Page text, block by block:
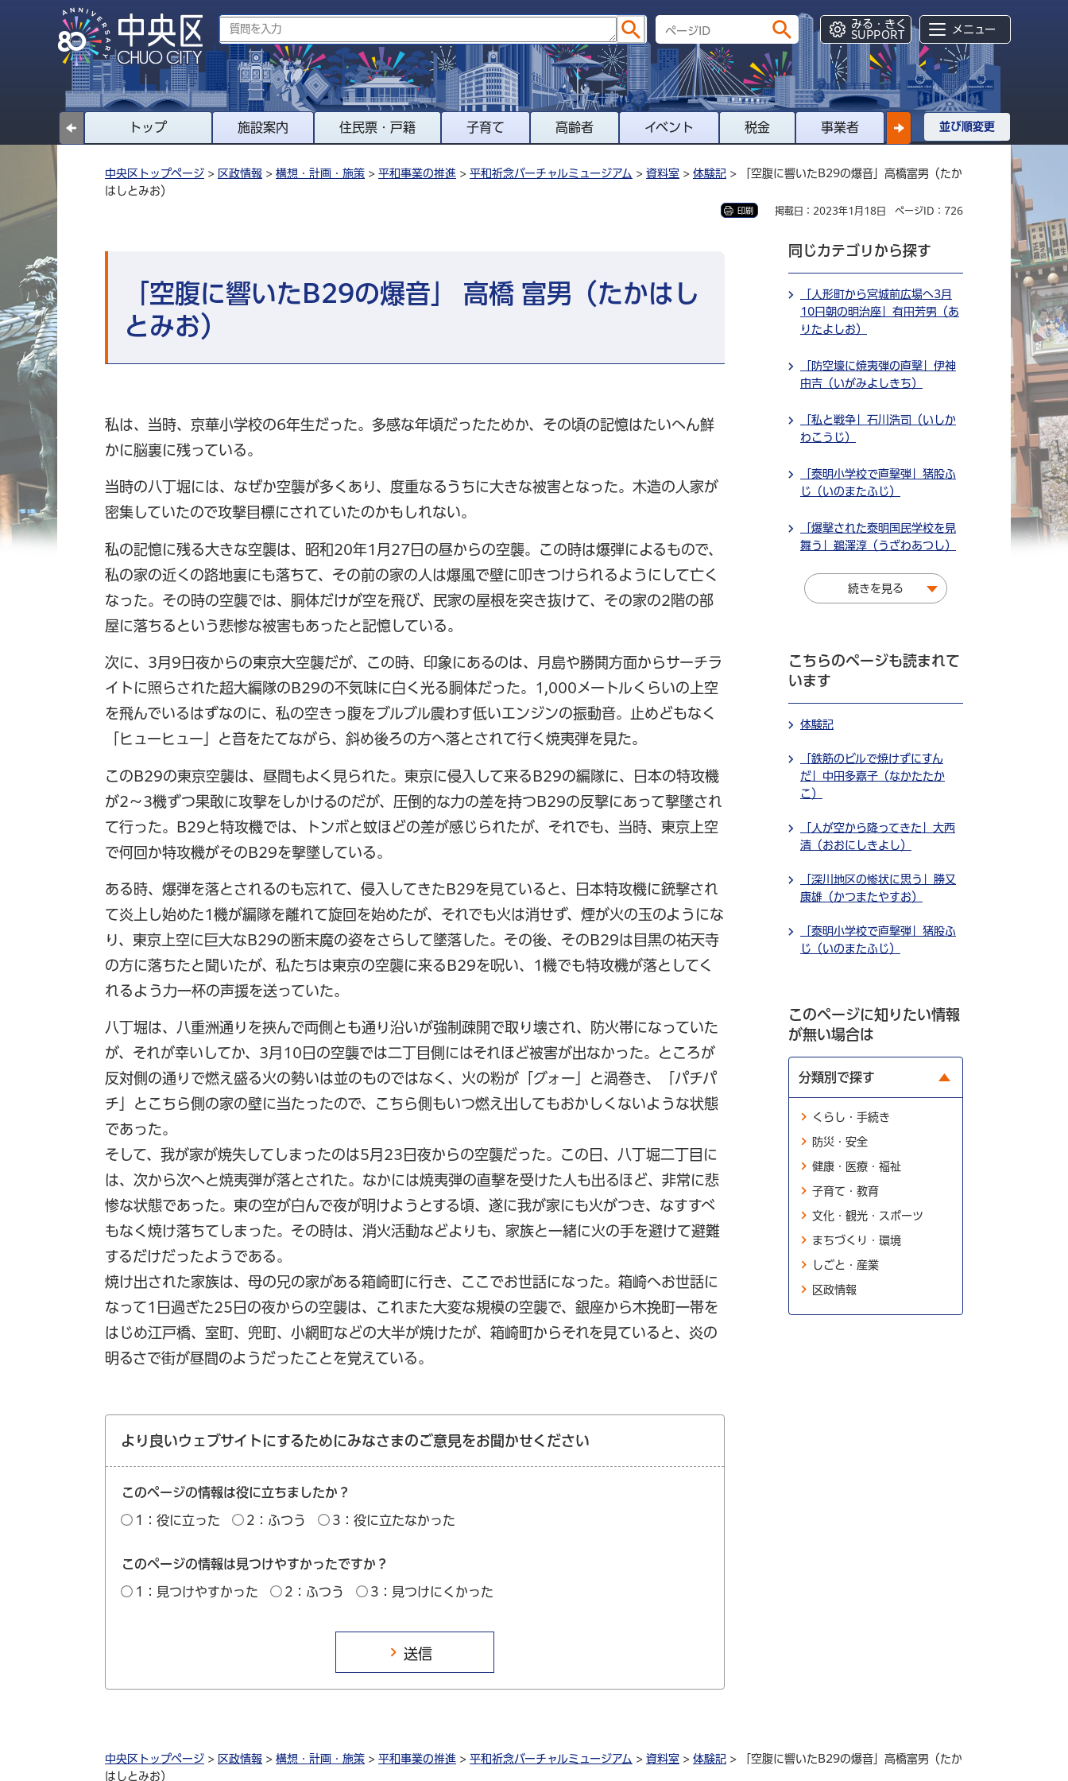
みる・きく
SUPPORT
メニュー
トップ 施設案内 住民票・戸籍 子育て 高齢者 イベント 税金 事業者 並び順変更
中央区トップページ > 区政情報 > 構想・計画・施策 > 平和事業の推進 > 平和祈念バーチャルミュージアム > 資料室 > 体験記 > 「空腹に響いたB29の爆音」高橋富男（たか
はしとみお）
印刷 掲載日：2023年1月18日 ページID：726
「空腹に響いたB29の爆音」 高橋 富男（たかはし
とみお）
私は、当時、京華小学校の6年生だった。多感な年頃だったためか、その頃の記憶はたいへん鮮
かに脳裏に残っている。
当時の八丁堀には、なぜか空襲が多くあり、度重なるうちに大きな被害となった。木造の人家が
密集していたので攻撃目標にされていたのかもしれない。
私の記憶に残る大きな空襲は、昭和20年1月27日の昼からの空襲。この時は爆弾によるもので、
私の家の近くの路地裏にも落ちて、その前の家の人は爆風で壁に叩きつけられるようにして亡く
なった。その時の空襲では、胴体だけが空を飛び、民家の屋根を突き抜けて、その家の2階の部
屋に落ちるという悲惨な被害もあったと記憶している。
次に、3月9日夜からの東京大空襲だが、この時、印象にあるのは、月島や勝鬨方面からサーチラ
イトに照らされた超大編隊のB29の不気味に白く光る胴体だった。1,000メートルくらいの上空
を飛んでいるはずなのに、私の空きっ腹をブルブル震わす低いエンジンの振動音。止めどもなく
「ヒューヒュー」と音をたてながら、斜め後ろの方へ落とされて行く焼夷弾を見た。
このB29の東京空襲は、昼間もよく見られた。東京に侵入して来るB29の編隊に、日本の特攻機
が2～3機ずつ果敢に攻撃をしかけるのだが、圧倒的な力の差を持つB29の反撃にあって撃墜され
て行った。B29と特攻機では、トンボと蚊ほどの差が感じられたが、それでも、当時、東京上空
で何回か特攻機がそのB29を撃墜している。
ある時、爆弾を落とされるのも忘れて、侵入してきたB29を見ていると、日本特攻機に銃撃され
て炎上し始めた1機が編隊を離れて旋回を始めたが、それでも火は消せず、煙が火の玉のようにな
り、東京上空に巨大なB29の断末魔の姿をさらして墜落した。その後、そのB29は目黒の祐天寺
の方に落ちたと聞いたが、私たちは東京の空襲に来るB29を呪い、1機でも特攻機が落としてく
れるよう力一杯の声援を送っていた。
八丁堀は、八重洲通りを挾んで両側とも通り沿いが強制疎開で取り壊され、防火帯になっていた
が、それが幸いしてか、3月10日の空襲では二丁目側にはそれほど被害が出なかった。ところが
反対側の通りで燃え盛る火の勢いは並のものではなく、火の粉が「グォー」と渦巻き、「パチパ
チ」とこちら側の家の壁に当たったので、こちら側もいつ燃え出してもおかしくないような状態
であった。
そして、我が家が焼失してしまったのは5月23日夜からの空襲だった。この日、八丁堀二丁目に
は、次から次へと焼夷弾が落とされた。なかには焼夷弾の直撃を受けた人も出るほど、非常に悲
惨な状態であった。東の空が白んで夜が明けようとする頃、遂に我が家にも火がつき、なすすべ
もなく焼け落ちてしまった。その時は、消火活動などよりも、家族と一緒に火の手を避けて避難
するだけだったようである。
焼け出された家族は、母の兄の家がある箱崎町に行き、ここでお世話になった。箱崎へお世話に
なって1日過ぎた25日の夜からの空襲は、これまた大変な規模の空襲で、銀座から木挽町一帯を
はじめ江戸橋、室町、兜町、小網町などの大半が焼けたが、箱崎町からそれを見ていると、炎の
明るさで街が昼間のようだったことを覚えている。
より良いウェブサイトにするためにみなさまのご意見をお聞かせください
このページの情報は役に立ちましたか？
1：役に立った 2：ふつう 3：役に立たなかった
このページの情報は見つけやすかったですか？
1：見つけやすかった 2：ふつう 3：見つけにくかった
同じカテゴリから探す
「人形町から宮城前広場へ3月
10日朝の明治座」有田芳男（あ
りたよしお）
「防空壕に焼夷弾の直撃」伊神
由吉（いがみよしきち）
「私と戦争」石川浩司（いしか
わこうじ）
「泰明小学校で直撃弾」猪股ふ
じ（いのまたふじ）
「爆撃された泰明国民学校を見
舞う」鵜澤淳（うざわあつし）
続きを見る
こちらのページも読まれて
います
体験記
「鉄筋のビルで焼けずにすん
だ」中田多嘉子（なかたたか
こ）
「人が空から降ってきた」大西
清（おおにしきよし）
「深川地区の惨状に思う」勝又
康雄（かつまたやすお）
「泰明小学校で直撃弾」猪股ふ
じ（いのまたふじ）
このページに知りたい情報
が無い場合は
分類別で探す
くらし・手続き
防災・安全
健康・医療・福祉
子育て・教育
文化・観光・スポーツ
まちづくり・環境
しごと・産業
区政情報
中央区トップページ > 区政情報 > 構想・計画・施策 > 平和事業の推進 > 平和祈念バーチャルミュージアム > 資料室 > 体験記 > 「空腹に響いたB29の爆音」高橋富男（たか
はしとみお）